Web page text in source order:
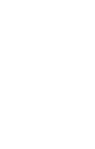
UMKM
chain
ekonomi
berbasis